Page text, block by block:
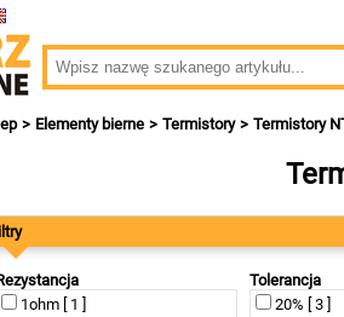
Elementy bierne Termistory Termistory
1ohm [ 1 ]
Tolerancja
20% [ 3 ]